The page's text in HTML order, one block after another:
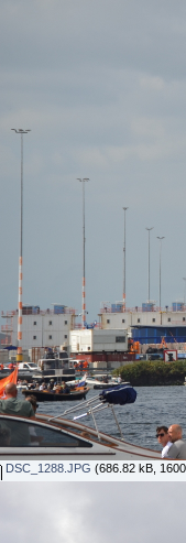
DSC_1288.JPG (686.82 kB,